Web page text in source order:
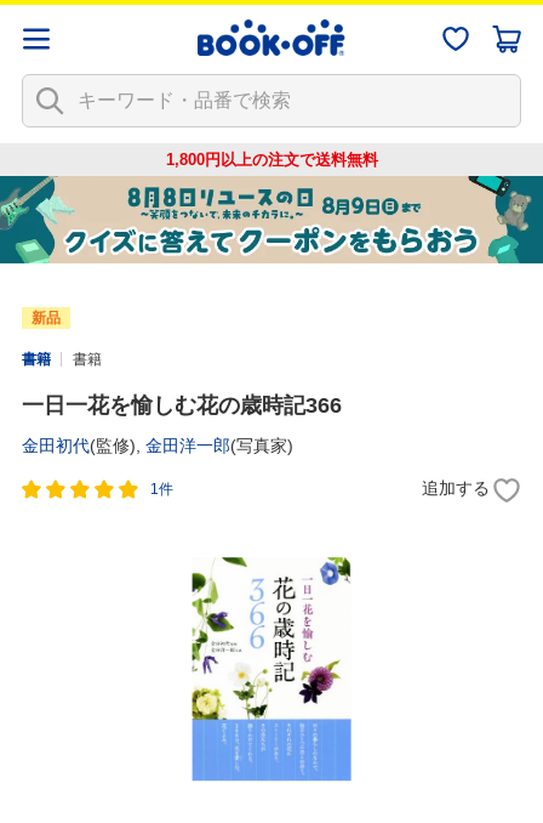
1,800円以上の注文で送料無料
新品
書籍 書籍
一日一花を愉しむ花の歳時記366
金田初代(監修), 金田洋一郎(写真家)
1件 追加する